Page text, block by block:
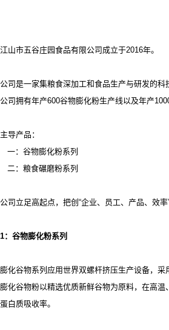
江山市五谷庄园食品有限公司成立于2016年。
公司是一家集粮食深加工和食品生产与研发的
公司拥有年产600谷物膨化粉生产线以及年产
主导产品：
一：谷物膨化粉系列
二：粮食碾磨粉系列
公司立足高起点，把创 “企业、员工、产品、效
1：谷物膨化粉系列
膨化谷物系列应用世界双螺杆挤压生产设备，
膨化谷物粉以精选优质新鲜谷物为原料，在高
蛋白质吸收率。